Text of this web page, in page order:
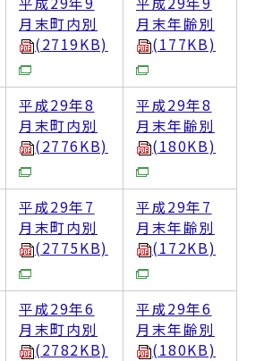
月末町内別
(2719KB)
月末年齢別
(177KB)
平成29年8
月末町内別
(2776KB)
平成29年8
月末年齢別
(180KB)
平成29年7
月末町内別
(2775KB)
平成29年7
月末年齢別
(172KB)
平成29年6
月末町内別
(2782KB)
平成29年6
月末年齢別
(180KB)